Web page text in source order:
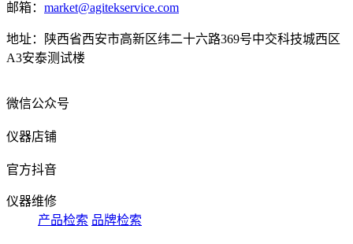
邮箱： market@agitekservice.com
地址：陕西省西安市高新区纬二十六路369号中交科技城西区
A3安泰测试楼
微信公众号
仪器店铺
官方抖音
仪器维修
产品检索 品牌检索